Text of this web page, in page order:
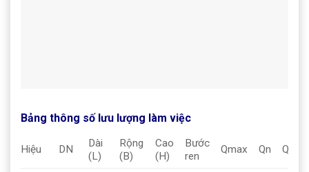
Bảng thông số lưu lượng làm việc
Hiệu DN
Dài
(L)
Rộng
(B)
Cao
(H)
Bước
ren
Qmax Qn Qmin